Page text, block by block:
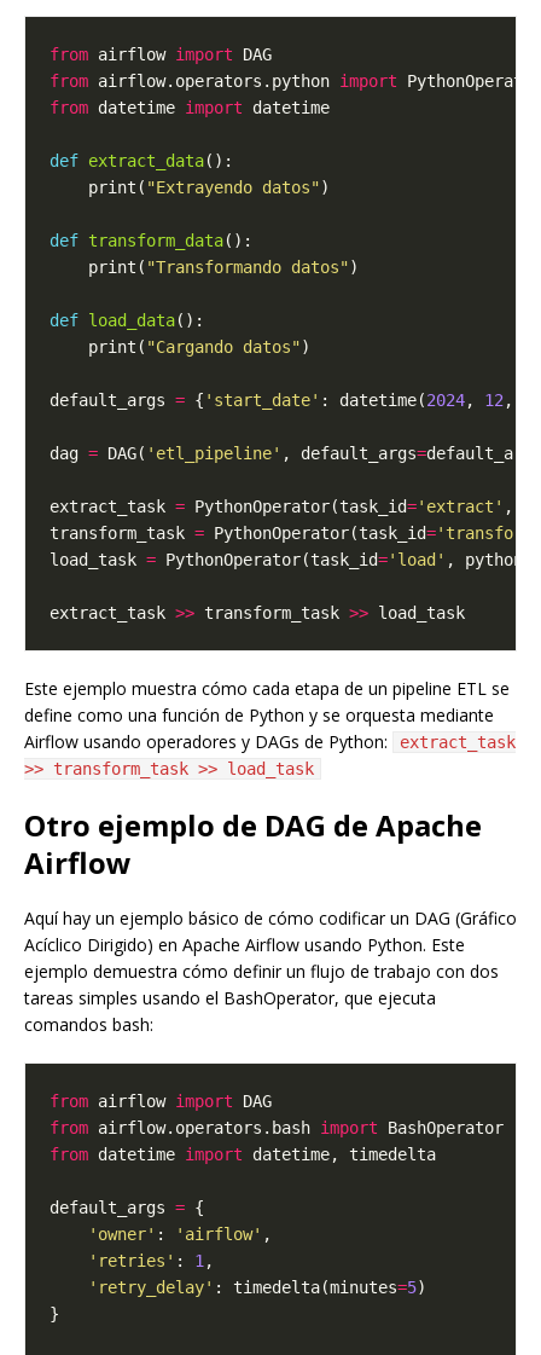
from airflow import
from airflow.operators.python import
from datetime import
def extract_data
    print(
"Extrayendo datos"
def transform_data
    print(
"Transformando datos"
def load_data
    print(
"Cargando datos"
default_args = { 'start_date' : datetime(2024, 12 ,
dag = DAG( 'etl_pipeline' , default_args=
extract_task = PythonOperator(task_id='extract' ,
transform_task = PythonOperator(task_id='transform'
load_task = PythonOperator(task_id='load' ,
extract_task >> transform_task >>
Este ejemplo muestra cómo cada etapa de un pipeline ETL se
define como una función de Python y se orquesta mediante
Airflow usando operadores y DAGs de Python:
extract_task
>> transform_task >> load_task
Otro ejemplo de DAG de Apache
Airflow
Aquí hay un ejemplo básico de cómo codificar un DAG (Gráfico
Acíclico Dirigido) en Apache Airflow usando Python. Este
ejemplo demuestra cómo definir un flujo de trabajo con dos
tareas simples usando el BashOperator, que ejecuta
comandos bash:
from airflow import
from airflow.operators.bash import
from datetime import
default_args =
'owner' : 'airflow'
'retries' : 1
'retry_delay' : timedelta(minutes=5